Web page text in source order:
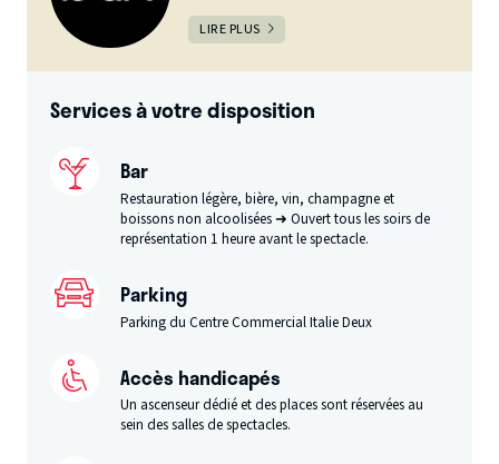
LIRE PLUS
Services à votre disposition
Bar
Restauration légère, bière, vin, champagne et
boissons non alcoolisées ➜ Ouvert tous les soirs de
représentation 1 heure avant le spectacle.
Parking
Parking du Centre Commercial Italie Deux
Accès handicapés
Un ascenseur dédié et des places sont réservées au
sein des salles de spectacles.